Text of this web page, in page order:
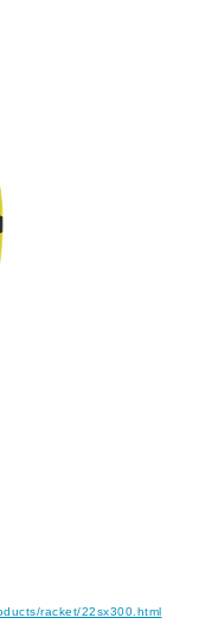
racket/22sx300.html